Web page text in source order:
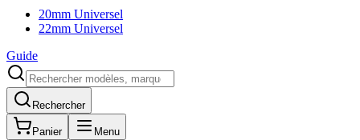
20mm Universel
22mm Universel
Guide
Rechercher
Panier Menu